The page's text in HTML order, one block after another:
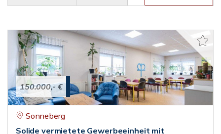
150.000,- €
Sonneberg
Solide vermietete Gewerbeeinheit mit